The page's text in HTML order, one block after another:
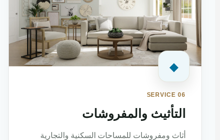
◆
SERVICE 06
التأثيث والمفروشات
أثاث ومفروشات للمساحات السكنية والتجارية